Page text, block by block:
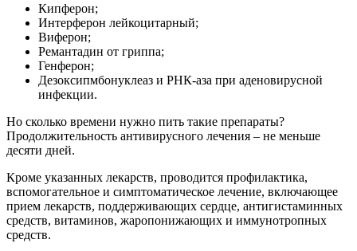
Кипферон;
Интерферон лейкоцитарный;
Виферон;
Ремантадин от гриппа;
Генферон;
Дезоксипмбонуклеаз и РНК-аза при аденовирусной
инфекции.
Но сколько времени нужно пить такие препараты?
Продолжительность антивирусного лечения – не меньше
десяти дней.
Кроме указанных лекарств, проводится профилактика,
вспомогательное и симптоматическое лечение, включающее
прием лекарств, поддерживающих сердце, антигистаминных
средств, витаминов, жаропонижающих и иммунотропных
средств.